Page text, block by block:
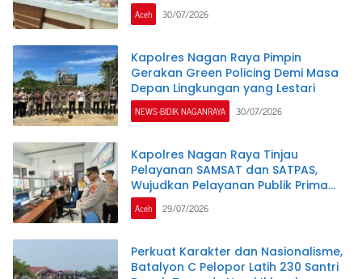
Aceh 30/07/2026
Kapolres Nagan Raya Pimpin
Gerakan Green Policing Demi Masa
Depan Lingkungan yang Lestari
NEWS-BIDIK NAGANRAYA 30/07/2026
Kapolres Nagan Raya Tinjau
Pelayanan SAMSAT dan SATPAS,
Wujudkan Pelayanan Publik Prima
Melalui Program Commander Wish
Kapolda Aceh
Aceh 29/07/2026
Perkuat Karakter dan Nasionalisme,
Batalyon C Pelopor Latih 230 Santri